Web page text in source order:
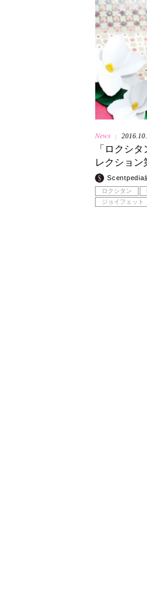
News
「ロクシ
レクション
Scentpedia
ロクシタン
ジョイフェット